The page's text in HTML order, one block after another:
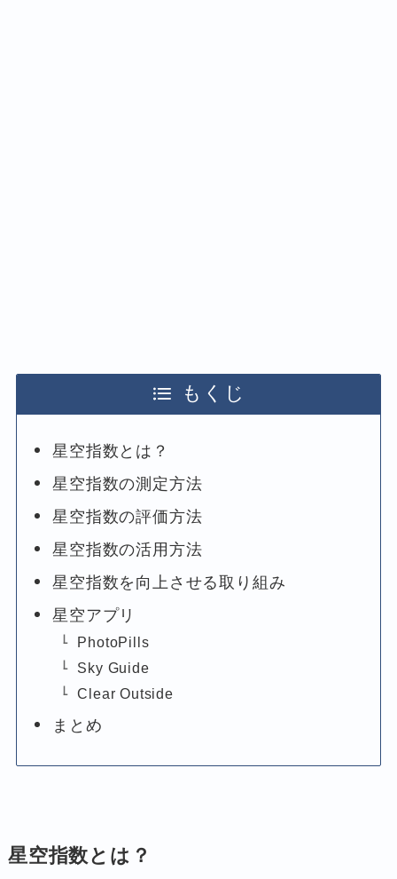
もくじ
星空指数とは？
星空指数の測定方法
星空指数の評価方法
星空指数の活用方法
星空指数を向上させる取り組み
星空アプリ
PhotoPills
Sky Guide
Clear Outside
まとめ
星空指数とは？